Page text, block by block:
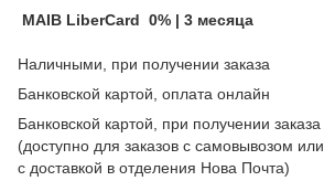
MAIB LiberCard 0% | 3 месяца
Наличными, при получении заказа
Банковской картой, оплата онлайн
Банковской картой, при получении заказа
(доступно для заказов с самовывозом или
с доставкой в отделения Нова Почта)